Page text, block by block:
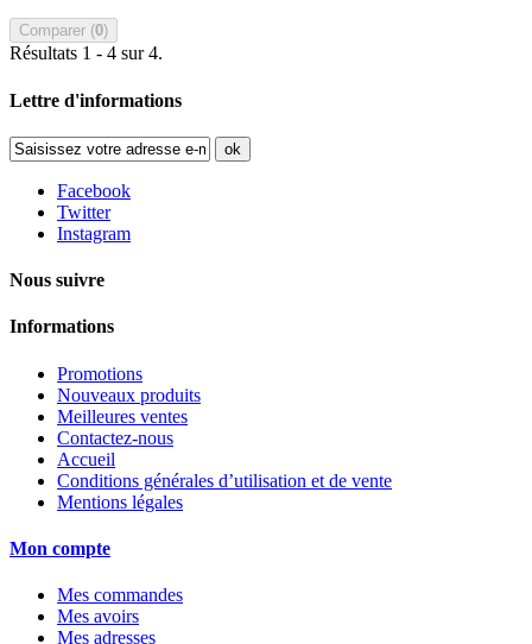
Comparer (0)
Résultats 1 - 4 sur 4.
Lettre d'informations
ok
Facebook
Twitter
Instagram
Nous suivre
Informations
Promotions
Nouveaux produits
Meilleures ventes
Contactez-nous
Accueil
Conditions générales d’utilisation et de vente
Mentions légales
Mon compte
Mes commandes
Mes avoirs
Mes adresses